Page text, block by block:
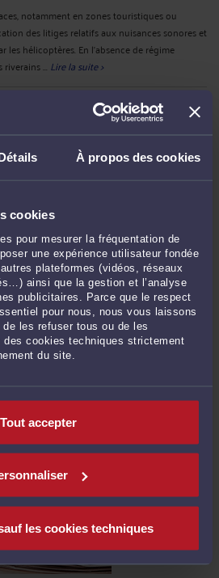
À propos des cookies
cookies
pour mesurer la fréquentation de
une expérience utilisateur fondée
plateformes (vidéos, réseaux
ainsi que la gestion et l’analyse
publicitaires. Parce que le respect
pour nous, nous vous laissons
les refuser tous ou de les
des cookies techniques strictement
du site.
Tout accepter
les cookies techniques
notamment en zones touristiques ou
des litiges relatifs aux nuisances sonores et
les hélicoptères. En l'absence de régime
... Lire la suite >
DES ENFANTS : L’ÉVEIL D’UN
2025
sain demeure en France une promesse
atmosphérique est aujourd’hui
facteurs de mortalité prématurée, les